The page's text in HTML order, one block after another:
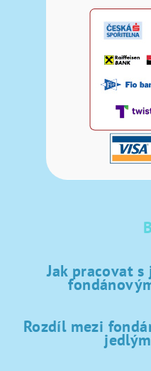
Jak pracovat
Rozdíl mezi